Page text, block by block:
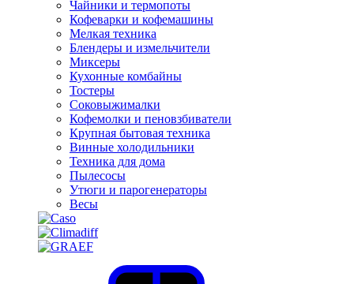
Чайники и термопоты
Кофеварки и кофемашины
Мелкая техника
Блендеры и измельчители
Миксеры
Кухонные комбайны
Тостеры
Соковыжималки
Кофемолки и пеновзбиватели
Крупная бытовая техника
Винные холодильники
Техника для дома
Пылесосы
Утюги и парогенераторы
Весы